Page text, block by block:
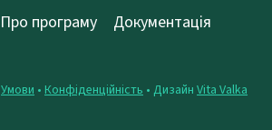
Про програму Документація
Умови • Конфіденційність • Дизайн Vita Valka